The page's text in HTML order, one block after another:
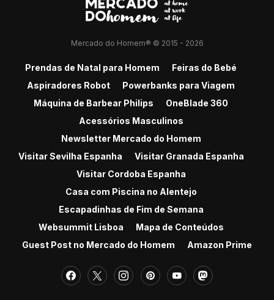
Mercado do Homem® © 2015 - 2026
Prendas de Natal para Homem
Feiras do Bebé
Aspiradores Robot
Powerbanks para Viagem
Máquina de Barbear Philips
OneBlade 360
Acessórios Masculinos
Newsletter Mercado do Homem
Visitar Sevilha Espanha
Visitar Granada Espanha
Visitar Cordoba Espanha
Casa com Piscina no Alentejo
Escapadinhas de Fim de Semana
Websummit Lisboa
Mapa de Conteúdos
Guest Post no Mercado do Homem
Amazon Prime